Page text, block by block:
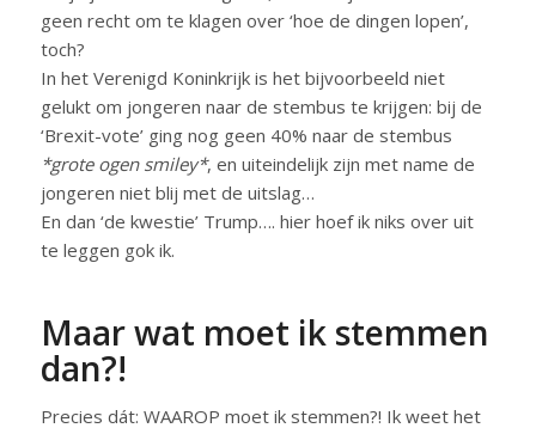
geen recht om te klagen over ‘hoe de dingen lopen’,
toch?
In het Verenigd Koninkrijk is het bijvoorbeeld niet
gelukt om jongeren naar de stembus te krijgen: bij de
‘Brexit-vote’ ging nog geen 40% naar de stembus
*grote ogen smiley*, en uiteindelijk zijn met name de
jongeren niet blij met de uitslag…
En dan ‘de kwestie’ Trump…. hier hoef ik niks over uit
te leggen gok ik.
Maar wat moet ik stemmen
dan?!
Precies dát: WAAROP moet ik stemmen?! Ik weet het